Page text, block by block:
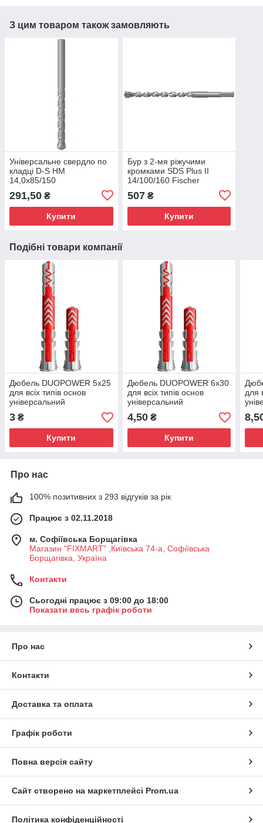
З цим товаром також замовляють
Універсальне свердло по
кладці D-S HM
14,0x85/150
291,50 ₴
Купити
Бур з 2-мя ріжучими
кромками SDS Plus II
14/100/160 Fischer
507₴
Купити
Подібні товари компанії
Дюбель DUOPOWER 5x25
для всіх типів основ
універсальний
високотехнологічний
Fischer (Фішер), 535452
3 ₴
Купити
Дюбель DUOPOWER 6x30
для всіх типів основ
універсальний
високотехнологічний
Fischer (Фішер), 535453
4,50₴
Купити
для
Про нас
100% позитивних з 293 відгуків за рік
Працює з 02.11.2018
м. Софіївська Борщагівка
Магазин "FIXMART" ,Київська 74-a, Софіївська
Борщагівка, Україна
Контакти
Сьогодні працює з 09:00 до 18:00
Показати весь графік роботи
Про нас
Контакти
Доставка та оплата
Графік роботи
Повна версія сайту
Сайт створено на маркетплейсі Prom.ua
Політика конфіденційності